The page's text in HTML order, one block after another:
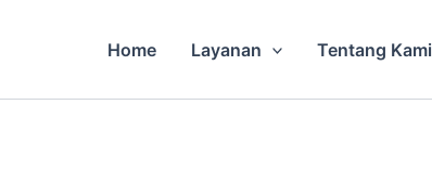
Home Layanan Tentang Kami